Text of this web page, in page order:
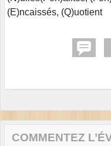
(E)ncaissés, (Q)uotient
COMMENTEZ